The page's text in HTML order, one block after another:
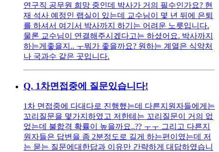
연구직 공무원 희망 중인데 박사가 거의 필수인가요? 현
재 석사 예정인 랩실이 있는데 교수님이 몇 년 뒤에 은퇴
를 하셔서 여기서 박사까지 하기는 어려운 노릇입니다.
물론 교수님이 연결해주시겠다고는 하셨어요. 박사까지
하는게좋을지.. ㅜ뭐가 좋을까요? 원하는 계열은 식약처
나 국과수 같은 곳입니다.
Q. 1차면접중에 질문있습니다!
1차 면접중에 다대다로 진행했는데 다른지원자들에게는
꼬리질문을 몇가지하였고 저한테는 꼬리질문이 거의 없
었는데 불합격 확률이 높을까요..?? ㅜㅜ 그리고 다른지
원자들은 답변을 좀 2분정도로 길게 하는편이였는데 저
는 묻는 질문에대한답과 이유만 간략하게 대답하였습니